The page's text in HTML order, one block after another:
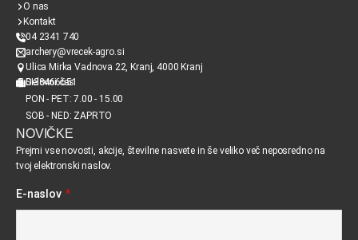
O nas
Kontakt
04 2341 740
archery@vrecek-agro.si
Ulica Mirka Vadnova 22, Kranj, 4000 Kranj
SI38466651
Delovni čas
PON - PET: 7.00 - 15.00
SOB - NED: ZAPRTO
NOVIČKE
Prejmi vse novosti, akcije, številne nasvete in še veliko več neposredno na
tvoj elektronski naslov.
E-naslov *